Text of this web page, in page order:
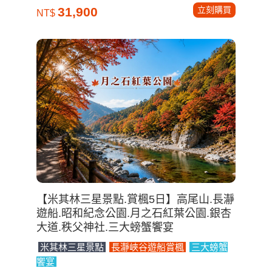
NT$ 31,900 立刻購買
【米其林三星景點.賞楓5日】高尾山.長瀞
遊船.昭和紀念公園.月之石紅葉公園.銀杏
大道.秩父神社.三大螃蟹饗宴
米其林三星景點 長瀞峽谷遊船賞楓
三大螃蟹
饗宴